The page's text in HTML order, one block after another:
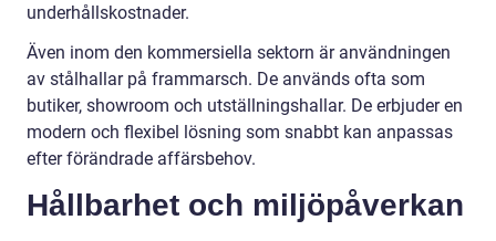
underhållskostnader.
Även inom den kommersiella sektorn är användningen
av stålhallar på frammarsch. De används ofta som
butiker, showroom och utställningshallar. De erbjuder en
modern och flexibel lösning som snabbt kan anpassas
efter förändrade affärsbehov.
Hållbarhet och miljöpåverkan